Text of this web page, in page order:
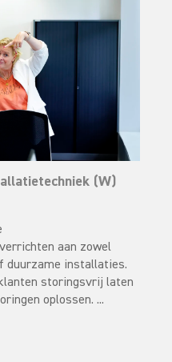
(W)
aan zowel
duurzame installaties.
storingsvrij laten
oplossen. ...